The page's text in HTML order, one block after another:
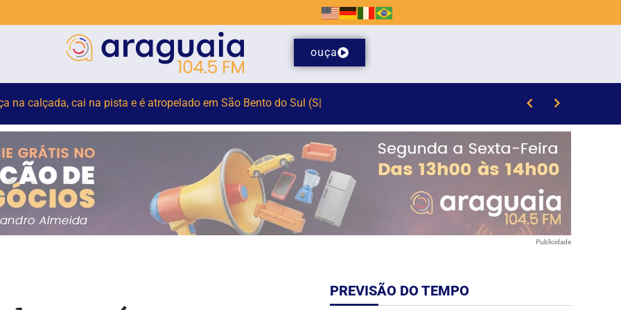
ouça
para monitorar desinformação e IA nas eleições
Publicidade
PREVISÃO DO TEMPO